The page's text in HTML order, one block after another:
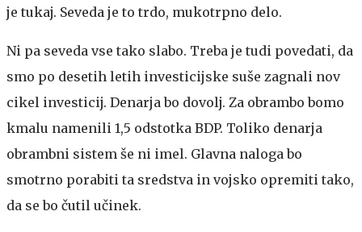
je tukaj. Seveda je to trdo, mukotrpno delo.
Ni pa seveda vse tako slabo. Treba je tudi povedati, da
smo po desetih letih investicijske suše zagnali nov
cikel investicij. Denarja bo dovolj. Za obrambo bomo
kmalu namenili 1,5 odstotka BDP. Toliko denarja
obrambni sistem še ni imel. Glavna naloga bo
smotrno porabiti ta sredstva in vojsko opremiti tako,
da se bo čutil učinek.